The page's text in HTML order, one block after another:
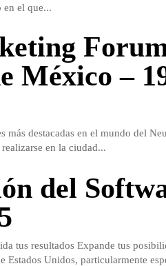
en el que...
México –
más destacadas en el mundo del
en la ciudad...
del
tus resultados Expande tus
Unidos, particularmente